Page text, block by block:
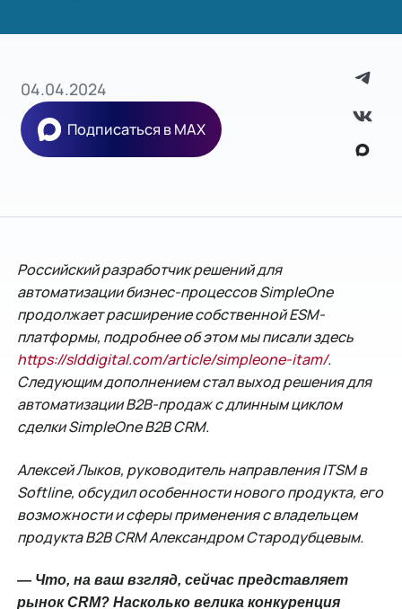
04.04.2024
Подписаться в MAX
Российский разработчик решений для
автоматизации бизнес-процессов SimpleOne
продолжает расширение собственной ESM-
платформы, подробнее об этом мы писали здесь
https://slddigital.com/article/simpleone-itam/.
Следующим дополнением стал выход решения для
автоматизации B2B-продаж с длинным циклом
сделки SimpleOne B2B CRM.
Алексей Лыков, руководитель направления ITSM в
Softline, обсудил особенности нового продукта, его
возможности и сферы применения с владельцем
продукта B2B CRM Александром Стародубцевым.
― Что, на ваш взгляд, сейчас представляет
рынок CRM? Насколько велика конкуренция